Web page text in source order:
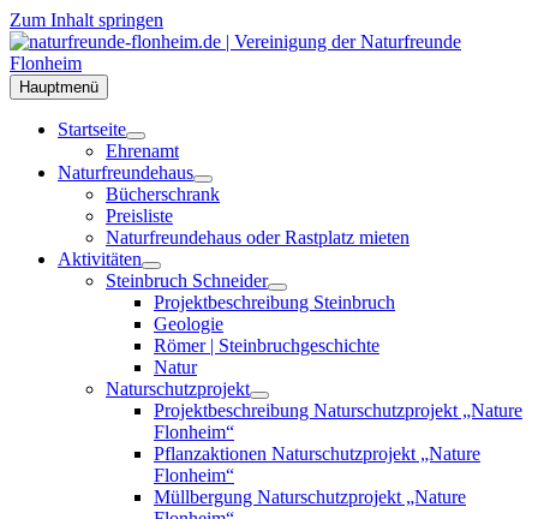
Zum Inhalt springen
Hauptmenü
Startseite
Ehrenamt
Naturfreundehaus
Bücherschrank
Preisliste
Naturfreundehaus oder Rastplatz mieten
Aktivitäten
Steinbruch Schneider
Projektbeschreibung Steinbruch
Geologie
Römer | Steinbruchgeschichte
Natur
Naturschutzprojekt
Projektbeschreibung Naturschutzprojekt „Nature
Flonheim“
Pflanzaktionen Naturschutzprojekt „Nature
Flonheim“
Müllbergung Naturschutzprojekt „Nature